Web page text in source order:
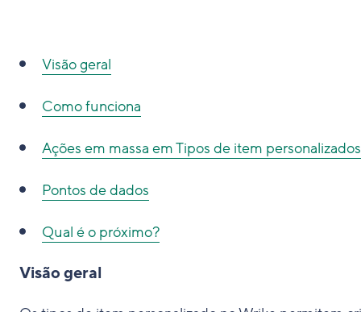
Visão geral
Como funciona
Ações em massa em Tipos de item personalizados
Pontos de dados
Qual é o próximo?
Visão geral